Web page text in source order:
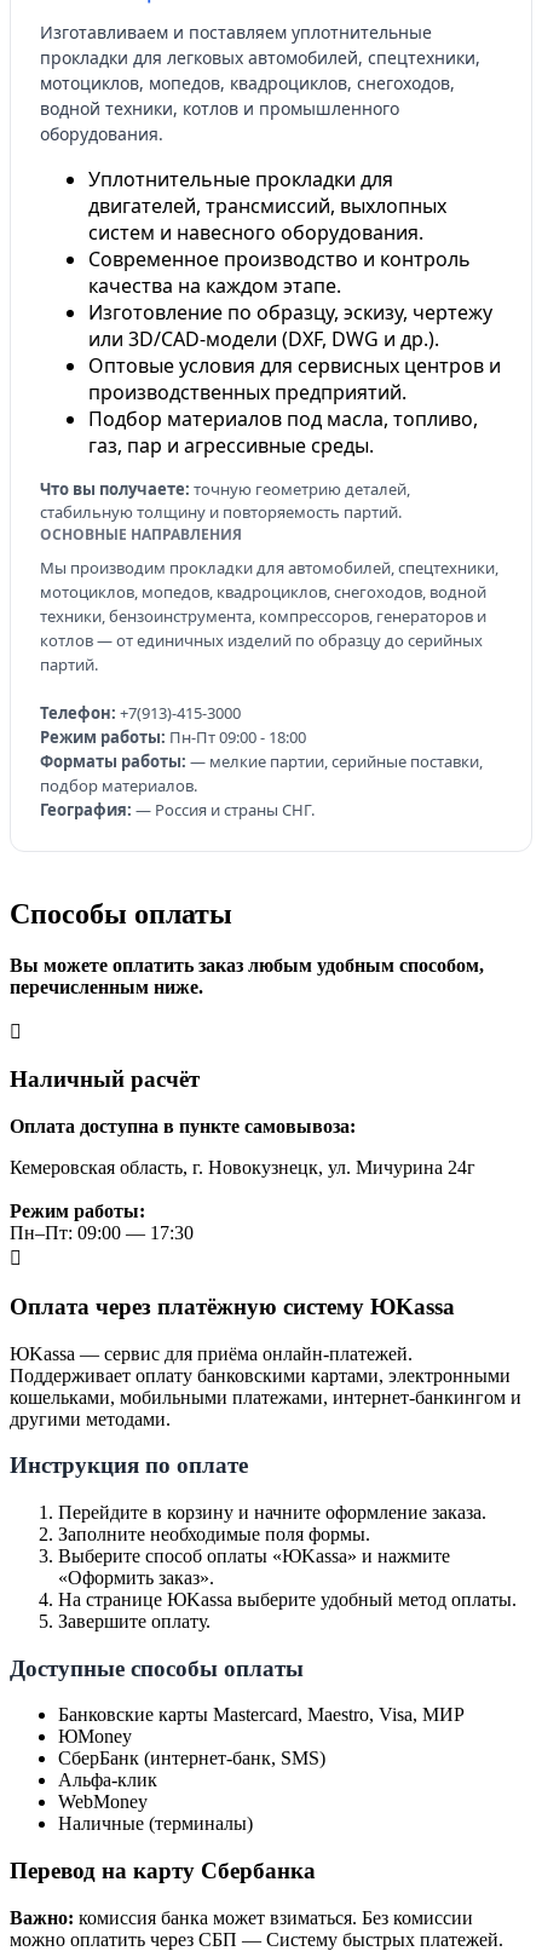
Изготавливаем и поставляем уплотнительные
прокладки для легковых автомобилей, спецтехники,
мотоциклов, мопедов, квадроциклов, снегоходов,
водной техники, котлов и промышленного
оборудования.
Уплотнительные прокладки для
двигателей, трансмиссий, выхлопных
систем и навесного оборудования.
Современное производство и контроль
качества на каждом этапе.
Изготовление по образцу, эскизу, чертежу
или 3D/CAD-модели (DXF, DWG и др.).
Оптовые условия для сервисных центров и
производственных предприятий.
Подбор материалов под масла, топливо,
газ, пар и агрессивные среды.
Что вы получаете: точную геометрию деталей,
стабильную толщину и повторяемость партий.
ОСНОВНЫЕ НАПРАВЛЕНИЯ
Мы производим прокладки для автомобилей, спецтехники,
мотоциклов, мопедов, квадроциклов, снегоходов, водной
техники, бензоинструмента, компрессоров, генераторов и
котлов — от единичных изделий по образцу до серийных
партий.
Телефон: +7(913)-415-3000
Режим работы: Пн-Пт 09:00 - 18:00
Форматы работы: — мелкие партии, серийные поставки,
подбор материалов.
География: — Россия и страны СНГ.
Способы оплаты
Вы можете оплатить заказ любым удобным способом,
перечисленным ниже.
Наличный расчёт
Оплата доступна в пункте самовывоза:
Кемеровская область, г. Новокузнецк, ул. Мичурина 24г
Режим работы:
Пн–Пт: 09:00 — 17:30
Оплата через платёжную систему ЮKassa
ЮKassa — сервис для приёма онлайн-платежей.
Поддерживает оплату банковскими картами, электронными
кошельками, мобильными платежами, интернет-банкингом и
другими методами.
Инструкция по оплате
Перейдите в корзину и начните оформление заказа.
Заполните необходимые поля формы.
Выберите способ оплаты «ЮKassa» и нажмите
«Оформить заказ».
На странице ЮKassa выберите удобный метод оплаты.
Завершите оплату.
Доступные способы оплаты
Банковские карты Mastercard, Maestro, Visa, МИР
ЮMoney
СберБанк (интернет-банк, SMS)
Альфа-клик
WebMoney
Наличные (терминалы)
Перевод на карту Сбербанка
Важно: комиссия банка может взиматься. Без комиссии
можно оплатить через СБП — Систему быстрых платежей.